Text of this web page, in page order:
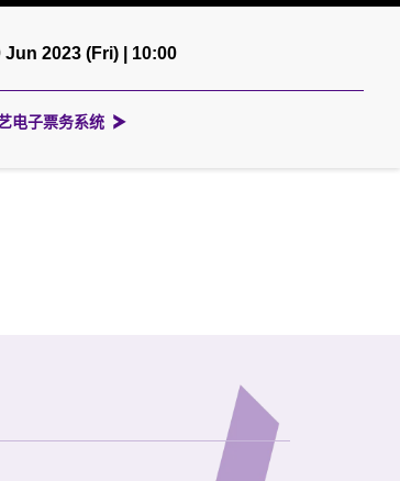
Jun 2023 (Fri) | 10:00
电子票务系统